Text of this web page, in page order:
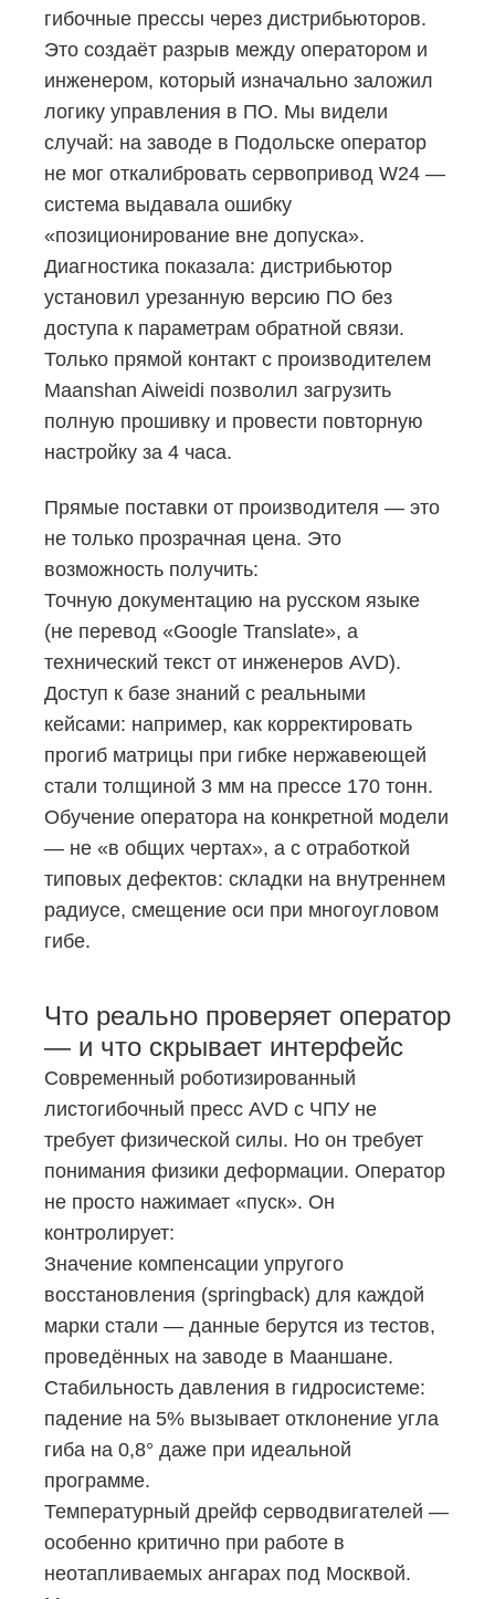
гибочные прессы через дистрибьюторов.
Это создаёт разрыв между оператором и
инженером, который изначально заложил
логику управления в ПО. Мы видели
случай: на заводе в Подольске оператор
не мог откалибровать сервопривод W24 —
система выдавала ошибку
«позиционирование вне допуска».
Диагностика показала: дистрибьютор
установил урезанную версию ПО без
доступа к параметрам обратной связи.
Только прямой контакт с производителем
Maanshan Aiweidi позволил загрузить
полную прошивку и провести повторную
настройку за 4 часа.
Прямые поставки от производителя — это
не только прозрачная цена. Это
возможность получить:
Точную документацию на русском языке
(не перевод «Google Translate», а
технический текст от инженеров AVD).
Доступ к базе знаний с реальными
кейсами: например, как корректировать
прогиб матрицы при гибке нержавеющей
стали толщиной 3 мм на прессе 170 тонн.
Обучение оператора на конкретной модели
— не «в общих чертах», а с отработкой
типовых дефектов: складки на внутреннем
радиусе, смещение оси при многоугловом
гибе.
Что реально проверяет оператор
— и что скрывает интерфейс
Современный роботизированный
листогибочный пресс AVD с ЧПУ не
требует физической силы. Но он требует
понимания физики деформации. Оператор
не просто нажимает «пуск». Он
контролирует:
Значение компенсации упругого
восстановления (springback) для каждой
марки стали — данные берутся из тестов,
проведённых на заводе в Мааншане.
Стабильность давления в гидросистеме:
падение на 5% вызывает отклонение угла
гиба на 0,8° даже при идеальной
программе.
Температурный дрейф серводвигателей —
особенно критично при работе в
неотапливаемых ангарах под Москвой.